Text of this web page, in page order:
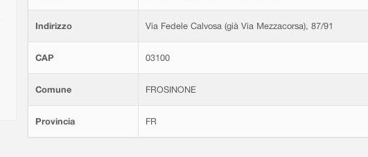
Indirizzo Via Fedele Calvosa (già Via Mezzacorsa), 87/91
CAP 03100
Comune FROSINONE
Provincia FR